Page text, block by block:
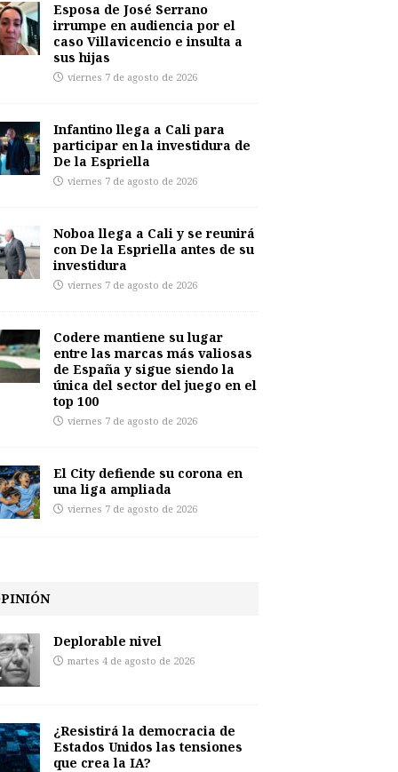
Esposa de José Serrano
irrumpe en audiencia por el
caso Villavicencio e insulta a
sus hijas
viernes 7 de agosto de 2026
Infantino llega a Cali para
participar en la investidura de
De la Espriella
viernes 7 de agosto de 2026
Noboa llega a Cali y se reunirá
con De la Espriella antes de su
investidura
viernes 7 de agosto de 2026
Codere mantiene su lugar
entre las marcas más valiosas
de España y sigue siendo la
única del sector del juego en el
top 100
viernes 7 de agosto de 2026
El City defiende su corona en
una liga ampliada
viernes 7 de agosto de 2026
Deplorable nivel
martes 4 de agosto de 2026
¿Resistirá la democracia de
Estados Unidos las tensiones
que crea la IA?